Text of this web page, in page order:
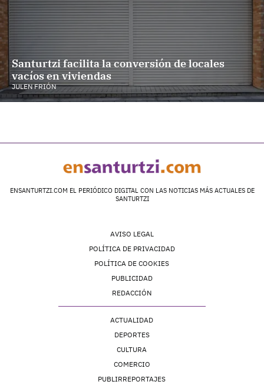
Santurtzi facilita la conversión de locales
vacíos en viviendas
JULEN FRIÓN
ENSANTURTZI.COM EL PERIÓDICO DIGITAL CON LAS NOTICIAS MÁS ACTUALES DE
SANTURTZI
AVISO LEGAL
POLÍTICA DE PRIVACIDAD
POLÍTICA DE COOKIES
PUBLICIDAD
REDACCIÓN
ACTUALIDAD
DEPORTES
CULTURA
COMERCIO
PUBLIRREPORTAJES